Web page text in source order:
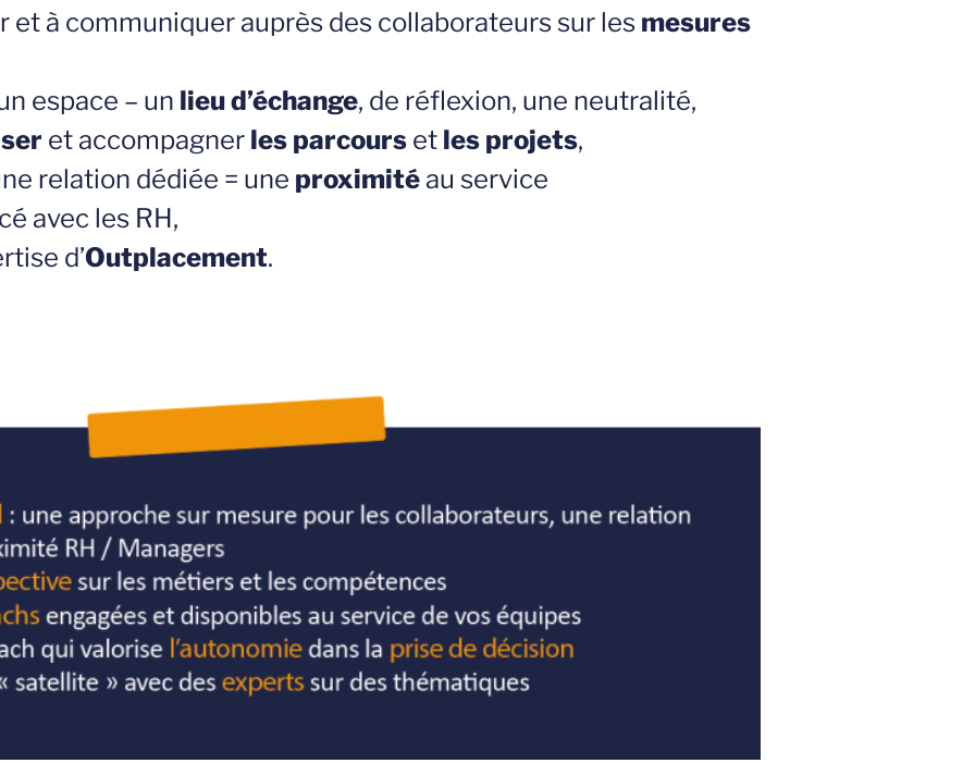
et à communiquer auprès des collaborateurs sur les mesures
espace – un lieu d’échange, de réflexion, une neutralité,
et accompagner les parcours et les projets,
relation dédiée = une proximité au service
avec les RH,
d’Outplacement.